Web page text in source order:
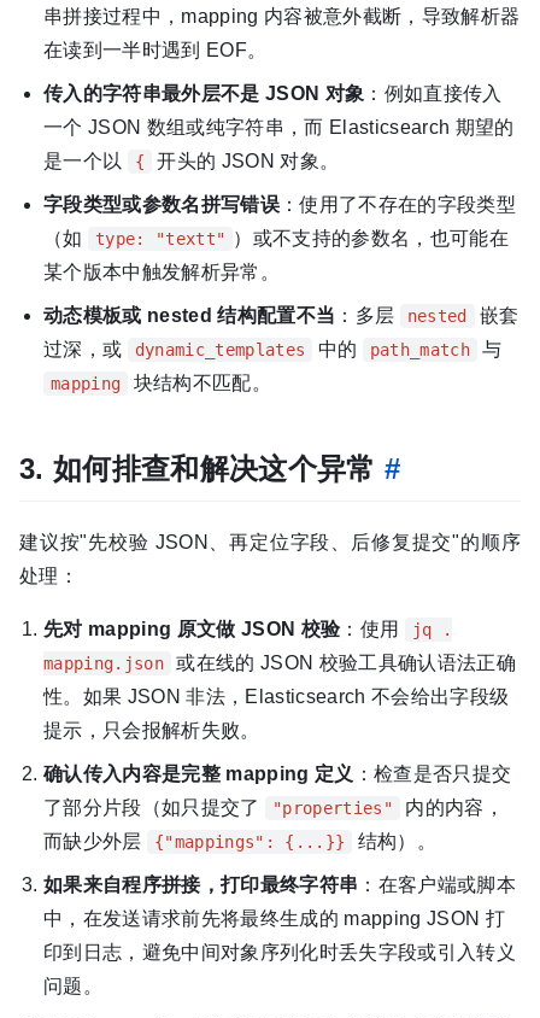
串拼接过程中，mapping 内容被意外截断，导致解析器
在读到一半时遇到 EOF。
传入的字符串最外层不是 JSON 对象 ：例如直接传入
一个 JSON 数组或纯字符串，而 Elasticsearch 期望的
是一个以
{ 开头的 JSON 对象。
字段类型或参数名拼写错误：使用了不存在的字段类型
（如
type: "textt" ）或不支持的参数名，也可能在
某个版本中触发解析异常。
动态模板或 nested 结构配置不当 ：多层 nested
嵌套
过深，或
dynamic_templates 中的 path_match 与
mapping 块结构不匹配。
3. 如何排查和解决这个异常 #
建议按"先校验 JSON、再定位字段、后修复提交"的顺序
处理：
先对 mapping 原文做 JSON 校验：使用
jq .
mapping.json
或在线的 JSON 校验工具确认语法正确
性。如果 JSON 非法，Elasticsearch 不会给出字段级
提示，只会报解析失败。
确认传入内容是完整 mapping 定义 ：检查是否只提交
了部分片段（如只提交了
"properties"
内的内容，
而缺少外层
{"mappings": {...}} 结构）。
如果来自程序拼接，打印最终字符串 ：在客户端或脚本
中，在发送请求前先将最终生成的 mapping JSON 打
印到日志，避免中间对象序列化时丢失字段或引入转义
问题。